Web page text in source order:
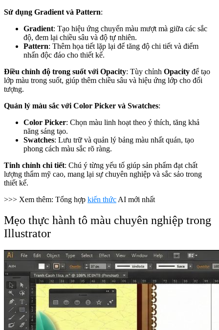
Sử dụng Gradient và Pattern:
Gradient: Tạo hiệu ứng chuyển màu mượt mà giữa các sắc
độ, đem lại chiều sâu và độ tự nhiên.
Pattern: Thêm họa tiết lặp lại để tăng độ chi tiết và điểm
nhấn độc đáo cho thiết kế.
Điều chỉnh độ trong suốt với Opacity: Tùy chỉnh Opacity để tạo
lớp màu trong suốt, giúp thêm chiều sâu và hiệu ứng lớp cho đối
tượng.
Quản lý màu sắc với Color Picker và Swatches:
Color Picker: Chọn màu linh hoạt theo ý thích, tăng khả
năng sáng tạo.
Swatches: Lưu trữ và quản lý bảng màu nhất quán, tạo
phong cách màu sắc rõ ràng.
Tinh chỉnh chi tiết: Chú ý từng yếu tố giúp sản phẩm đạt chất
lượng thẩm mỹ cao, mang lại sự chuyên nghiệp và sắc sảo trong
thiết kế.
>>> Xem thêm: Tổng hợp kiến thức AI mới nhất
Mẹo thực hành tô màu chuyên nghiệp trong
Illustrator